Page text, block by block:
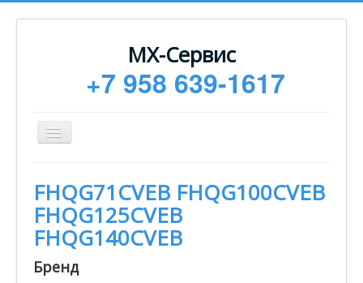
МХ-Сервис
+7 958 639-1617
Toggle
Navigation
Монтаж
Сервисное обслуживание
FHQG71CVEB FHQG100CVEB
FHQG125CVEB
FHQG140CVEB
Бренд